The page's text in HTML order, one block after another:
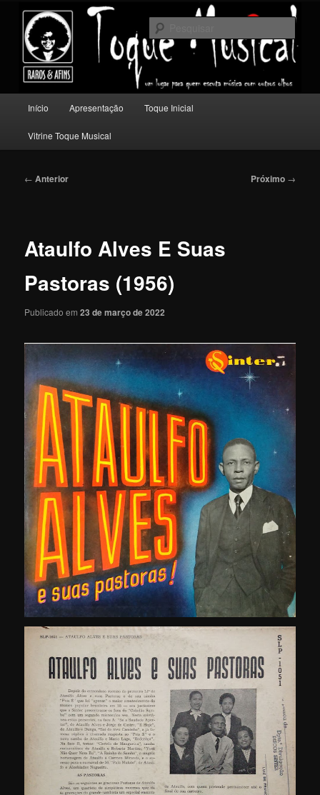
conteúdo
principalToque Musical
Um lugar para quem escuta música com outros olhos.
principal
Início Apresentação Toque Inicial
Vitrine Toque Musical
Navegação
← Anterior Próximo →
Ataulfo Alves E Suas
Pastoras (1956)
Publicado em23 de março de 2022